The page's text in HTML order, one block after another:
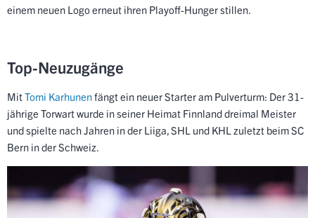
einem neuen Logo erneut ihren Playoff-Hunger stillen.
Top-Neuzugänge
MitTomi Karhunenfängt ein neuer Starter am Pulverturm: Der 31-
jährige Torwart wurde in seiner Heimat Finnland dreimal Meister
und spielte nach Jahren in der Liiga, SHL und KHL zuletzt beim SC
Bern in der Schweiz.